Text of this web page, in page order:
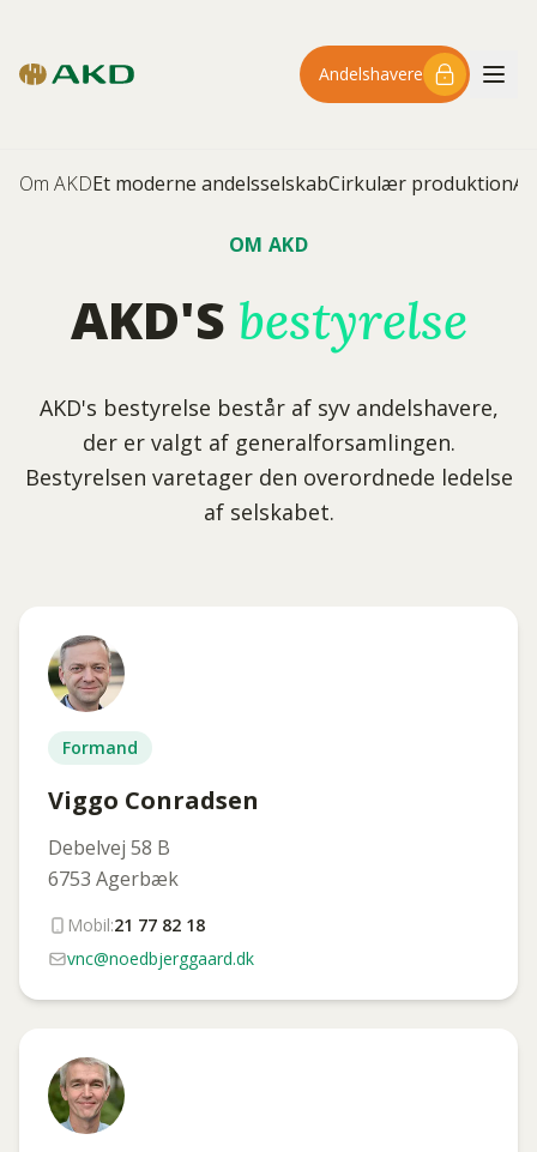
Andelshavere
Om AKDEt moderne andelsselskabCirkulær produktion
OM AKD
AKD'S bestyrelse
AKD's bestyrelse består af syv andelshavere,
der er valgt af generalforsamlingen.
Bestyrelsen varetager den overordnede ledelse
af selskabet.
Formand
Viggo Conradsen
Debelvej 58 B
6753 Agerbæk
Mobil:21 77 82 18
vnc@noedbjerggaard.dk